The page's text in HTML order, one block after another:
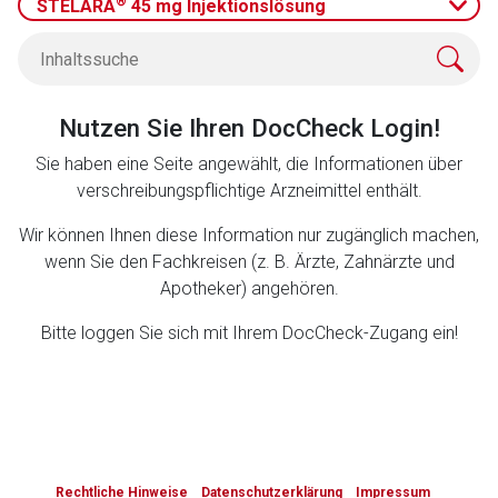
STELARA 45 mg Injektionslösung
Nutzen Sie Ihren DocCheck Login!
Sie haben eine Seite angewählt, die Informationen über
verschreibungspflichtige Arzneimittel enthält.
Wir können Ihnen diese Information nur zugänglich machen,
wenn Sie den Fachkreisen (z. B. Ärzte, Zahnärzte und
Apotheker) angehören.
Bitte loggen Sie sich mit Ihrem DocCheck-Zugang ein!
Rechtliche Hinweise Datenschutzerklärung Impressum
Zur Seite